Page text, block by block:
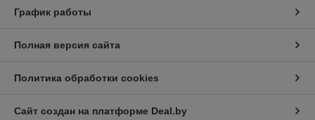
График работы
Полная версия сайта
Политика обработки cookies
Сайт создан на платформе Deal.by